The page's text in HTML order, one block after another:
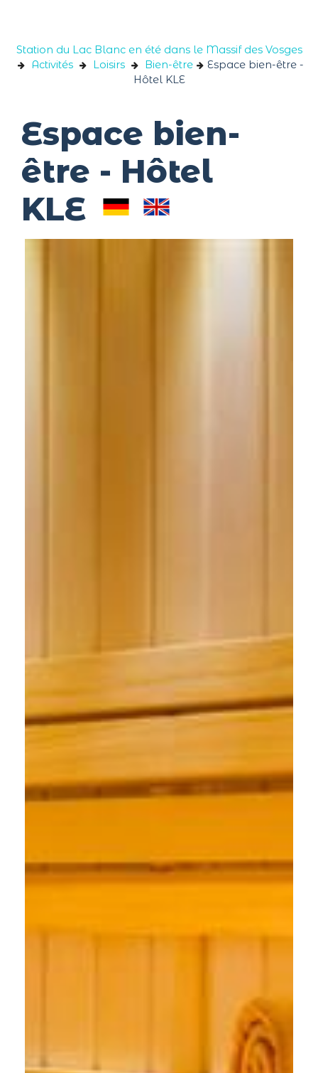
Station du Lac Blanc en été dans le Massif des Vosges
Activités
Loisirs Bien-être
Espace bien-être -
Hôtel KLE
Espace bien-
être - Hôtel
KLE